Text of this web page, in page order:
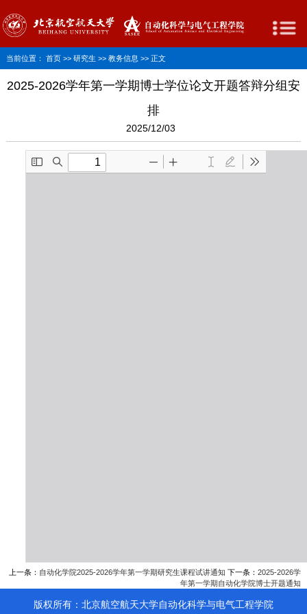
当前位置： 首页>> 研究生 >> 教务信息 >> 正文
2025-2026学年第一学期博士学位论文开题答辩分组安
排
2025/12/03
上一条： 自动化学院2025-2026学年第一学期研究生课程试讲通知 下一条：2025-2026学
年第一学期自动化学院博士开题通知
版权所有：北京航空航天大学自动化科学与电气工程学院